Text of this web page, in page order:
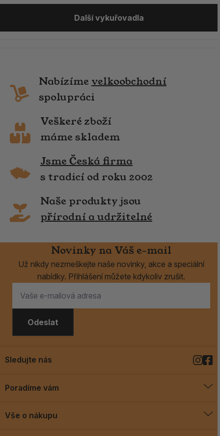
Další vykuřovadla
Nabízíme velkoobchodní
spolupráci
Veškeré zboží
máme skladem
Jsme Česká firma
s tradicí od roku 2002
Naše produkty jsou
přírodní a udržitelné
Novinky na Váš e-mail
Už nikdy nezmeškejte naše novinky, akce a speciální
nabídky. Přihlášení můžete kdykoliv zrušit.
Odeslat
Poradíme vám
Vše o nákupu
Sledujte nás